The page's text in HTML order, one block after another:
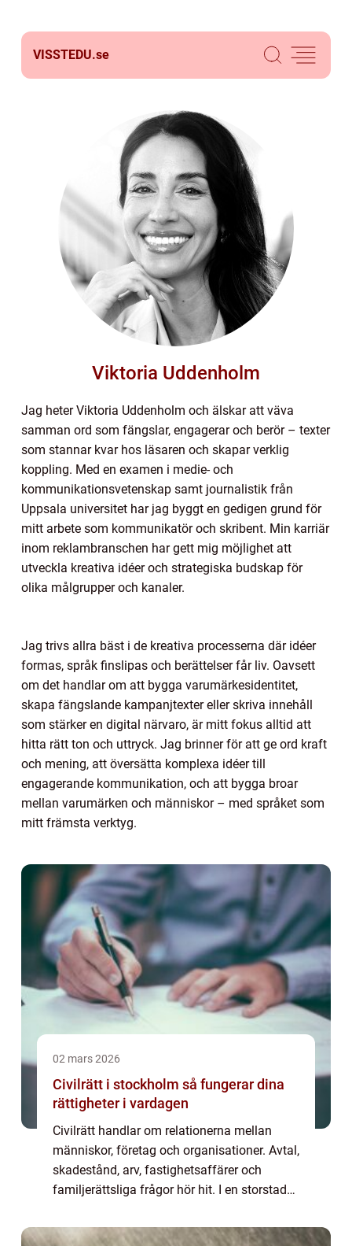
VISSTEDU.se
Viktoria Uddenholm
Jag heter Viktoria Uddenholm och älskar att väva
samman ord som fängslar, engagerar och berör – texter
som stannar kvar hos läsaren och skapar verklig
koppling. Med en examen i medie- och
kommunikationsvetenskap samt journalistik från
Uppsala universitet har jag byggt en gedigen grund för
mitt arbete som kommunikatör och skribent. Min karriär
inom reklambranschen har gett mig möjlighet att
utveckla kreativa idéer och strategiska budskap för
olika målgrupper och kanaler.
Jag trivs allra bäst i de kreativa processerna där idéer
formas, språk finslipas och berättelser får liv. Oavsett
om det handlar om att bygga varumärkesidentitet,
skapa fängslande kampanjtexter eller skriva innehåll
som stärker en digital närvaro, är mitt fokus alltid att
hitta rätt ton och uttryck. Jag brinner för att ge ord kraft
och mening, att översätta komplexa idéer till
engagerande kommunikation, och att bygga broar
mellan varumärken och människor – med språket som
mitt främsta verktyg.
02 mars 2026
Civilrätt i stockholm så fungerar dina
rättigheter i vardagen
Civilrätt handlar om relationerna mellan
människor, företag och organisationer. Avtal,
skadestånd, arv, fastighetsaffärer och
familjerättsliga frågor hör hit. I en storstad
privatjuridiska beslut fattas varje dag,...